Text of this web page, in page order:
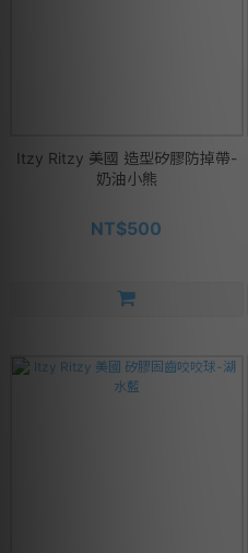
Itzy Ritzy 美國 造型矽膠防掉帶-
奶油小熊
NT$500